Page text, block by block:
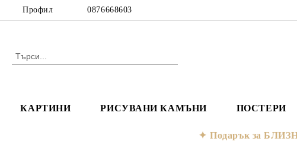
Профил 0876668603
КАРТИНИ РИСУВАНИ КАМЪНИ ПОСТЕРИ
Подарък за